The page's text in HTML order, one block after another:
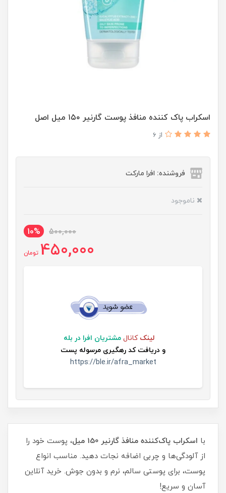
اسکراب پاک کننده منافذ پوست گارنیر ۱۵۰ میل اصل
از 6
فروشنده: افرا مارکت
ناموجود
500,000
10%
450,000 تومان
لینک کانال مشتریان افرا در بله
و دریافت کد رهگیری مرسوله پست
https://ble.ir/afra_market
​​​​با اسکراب پاک‌کننده منافذ گارنیر 150 میل
، پوست خود را
از آلودگی‌ها و چربی اضافه نجات دهید. مناسب انواع
پوست، برای پوستی سالم، نرم و بدون جوش. خرید آنلاین
آسان و سریع!